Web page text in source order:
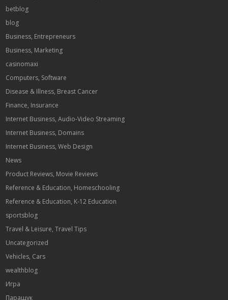
betblog
blog
Business, Entrepreneurs
Business, Marketing
casinomaxi
Computers, Software
Disease & Illness, Breast Cancer
Finance, Insurance
Internet Business, Audio-Video Streaming
Internet Business, Domains
Internet Business, Web Design
News
Product Reviews, Movie Reviews
Reference & Education, Homeschooling
Reference & Education, K-12 Education
sportsblog
Travel & Leisure, Travel Tips
Uncategorized
Vehicles, Cars
wealthblog
Игра
Паращук